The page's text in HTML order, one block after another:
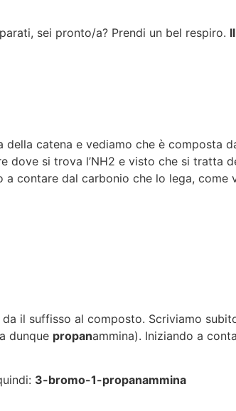
sei pronto/a? Prendi un bel respiro. Il
della catena e vediamo che è composta
dove si trova l’NH2 e visto che si tratta
contare dal carbonio che lo lega, come
il suffisso al composto. Scriviamo
dunque propanammina). Iniziando a
3-bromo-1-propanammina